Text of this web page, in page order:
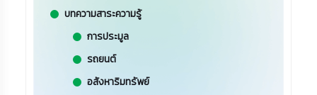
บทความสาระความรู้
การประมูล
รถยนต์
อสังหาริมทรัพย์